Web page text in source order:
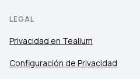
LEGAL
Privacidad en Tealium
Configuración de Privacidad